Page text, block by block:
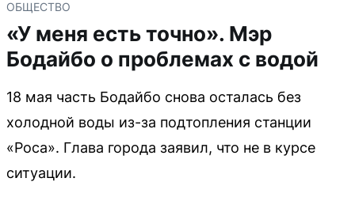
ОБЩЕСТВО
«У меня есть точно». Мэр
Бодайбо о проблемах с водой
18 мая часть Бодайбо снова осталась без
холодной воды из-за подтопления станции
«Роса». Глава города заявил, что не в курсе
ситуации.